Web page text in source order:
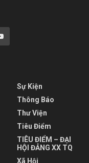
Sự Kiện
Thông Báo
Thư Viện
Tiêu Điểm
TIÊU ĐIỂM – ĐẠI
HỘI ĐẢNG XX TQ
Xã Hội